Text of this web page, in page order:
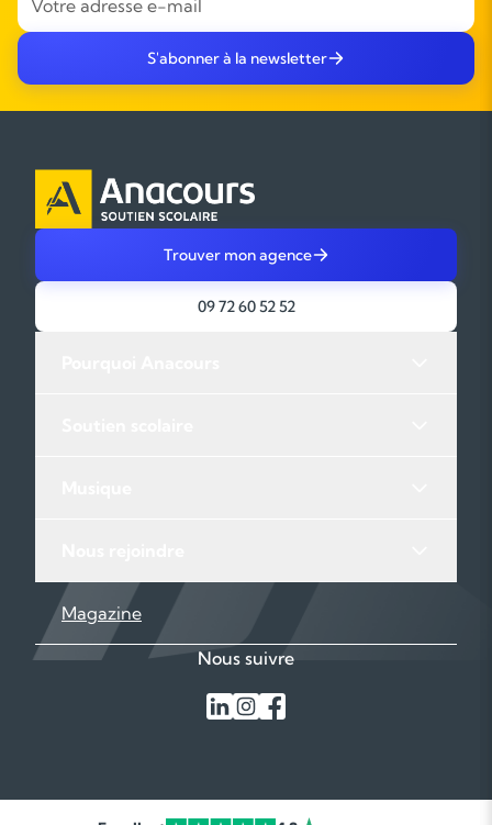
S'abonner à la newsletter
Trouver mon agence
09 72 60 52 52
Magazine
Nous suivre